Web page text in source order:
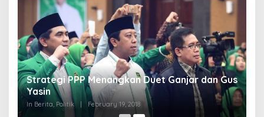
Strategi PPP Menangkan Duet Ganjar dan Gus
Yasin
In Berita, Politik | February 19, 2018